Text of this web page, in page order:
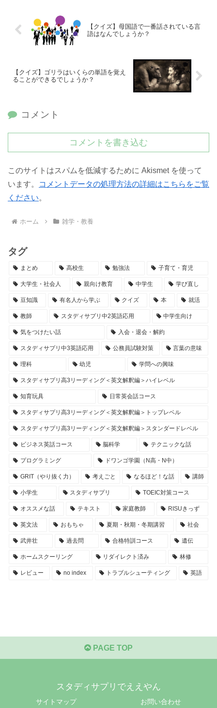
【クイズ】母国語で一番話されている言
語はなんでしょうか？
【クイズ】ゴリラはいくらの単語を覚え
ることができるでしょうか？
コメント
コメントを書き込む
このサイトはスパムを低減するために Akismet を使って
います。
コメントデータの処理方法の詳細はこちらをご覧
ください。
ホーム 雑学・教養
タグ
まとめ 高校生 勉強法 子育て・育児
大学生・社会人 親向け教育 中学生 学び直し
豆知識 有名人から学ぶ クイズ 本 就活
教師 スタディサプリ中2英語応用 中学生向け
気をつけたい話 入会・退会・解約
スタディサプリ中3英語応用 公務員試験対策 言葉の意味
理科 幼児 学問への興味
スタディサプリ高3リーディング＜英文解釈編＞ハイレベル
知育玩具 日常英会話コース
スタディサプリ高3リーディング＜英文解釈編＞トップレベル
スタディサプリ高3リーディング＜英文解釈編＞スタンダードレベル
ビジネス英話コース 脳科学 テクニックな話
プログラミング ドワンゴ学園（N高・N中）
GRIT（やり抜く力） 考えごと なるほど！な話 講師
小学生 スタディサプリ TOEIC対策コース
オススメな話 テキスト 家庭教師 RISUきっず
英文法 おもちゃ 夏期・秋期・冬期講習 社会
武井壮 過去問 合格特訓コース 遺伝
ホームスクーリング リダイレクト済み 林修
レビュー no index トラブルシューティング 英語
PAGE TOP
スタディサプリでええやん
サイトマップ お問い合わせ